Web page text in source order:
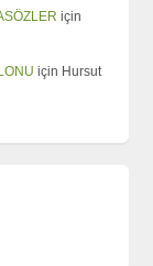
için
için Hursut